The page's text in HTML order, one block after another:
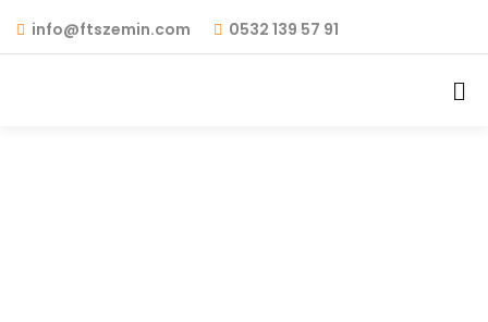
info@ftszemin.com 0532 139 57 91